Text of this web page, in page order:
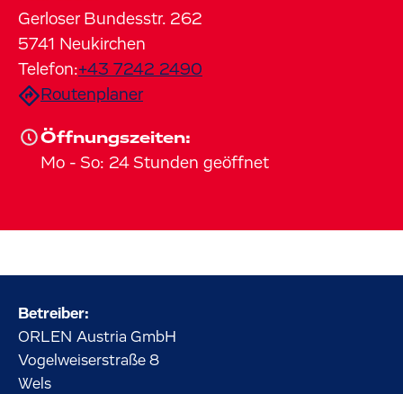
Gerloser Bundesstr. 262
5741 Neukirchen
Telefon:+43 7242 2490
Routenplaner
Öffnungszeiten:
Mo - So: 24 Stunden geöffnet
Betreiber:
ORLEN Austria GmbH
Vogelweiserstraße 8
Wels